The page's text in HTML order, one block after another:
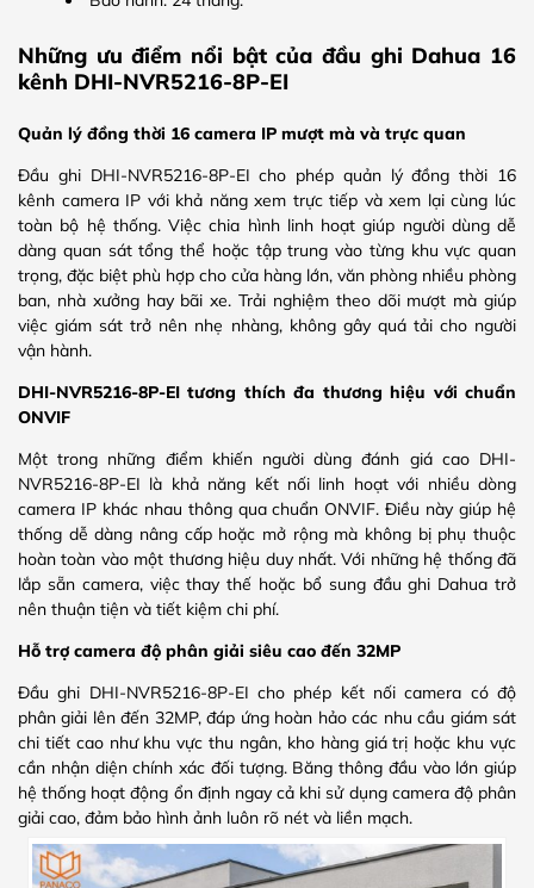
Những ưu điểm nổi bật của đầu ghi Dahua 16
kênh DHI-NVR5216-8P-EI
Quản lý đồng thời 16 camera IP mượt mà và trực quan
Đầu ghi DHI-NVR5216-8P-EI cho phép quản lý đồng thời 16
kênh camera IP với khả năng xem trực tiếp và xem lại cùng lúc
toàn bộ hệ thống. Việc chia hình linh hoạt giúp người dùng dễ
dàng quan sát tổng thể hoặc tập trung vào từng khu vực quan
trọng, đặc biệt phù hợp cho cửa hàng lớn, văn phòng nhiều phòng
ban, nhà xưởng hay bãi xe. Trải nghiệm theo dõi mượt mà giúp
việc giám sát trở nên nhẹ nhàng, không gây quá tải cho người
vận hành.
DHI-NVR5216-8P-EI tương thích đa thương hiệu với chuẩn
ONVIF
Một trong những điểm khiến người dùng đánh giá cao DHI-
NVR5216-8P-EI là khả năng kết nối linh hoạt với nhiều dòng
camera IP khác nhau thông qua chuẩn ONVIF. Điều này giúp hệ
thống dễ dàng nâng cấp hoặc mở rộng mà không bị phụ thuộc
hoàn toàn vào một thương hiệu duy nhất. Với những hệ thống đã
lắp sẵn camera, việc thay thế hoặc bổ sung đầu ghi Dahua trở
nên thuận tiện và tiết kiệm chi phí.
Hỗ trợ camera độ phân giải siêu cao đến 32MP
Đầu ghi DHI-NVR5216-8P-EI cho phép kết nối camera có độ
phân giải lên đến 32MP, đáp ứng hoàn hảo các nhu cầu giám sát
chi tiết cao như khu vực thu ngân, kho hàng giá trị hoặc khu vực
cần nhận diện chính xác đối tượng. Băng thông đầu vào lớn giúp
hệ thống hoạt động ổn định ngay cả khi sử dụng camera độ phân
giải cao, đảm bảo hình ảnh luôn rõ nét và liền mạch.